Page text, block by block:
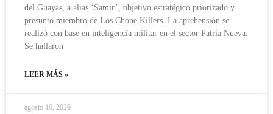
del Guayas, a alias ‘Samir’, objetivo estratégico priorizado y
presunto miembro de Los Chone Killers. La aprehensión se
realizó con base en inteligencia militar en el sector Patria Nueva.
Se hallaron
LEER MÁS »
agosto 10, 2026